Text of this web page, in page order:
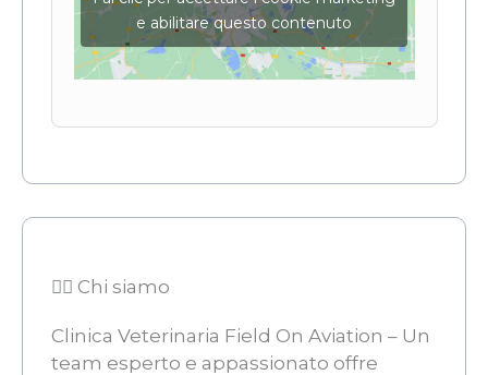
e abilitare questo contenuto
👨‍⚖️ Chi siamo
Clinica Veterinaria Field On Aviation – Un
team esperto e appassionato offre